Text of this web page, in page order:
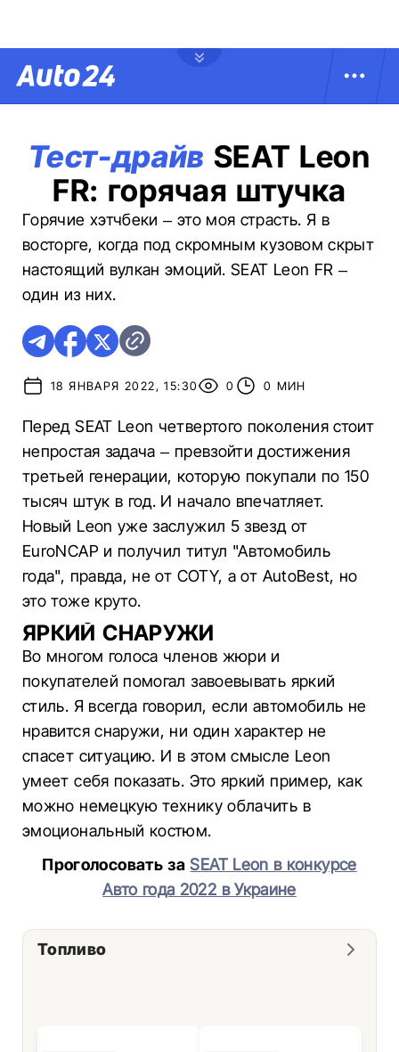
Тест-драйв SEAT Leon
FR: горячая штучка
Горячие хэтчбеки – это моя страсть. Я в
восторге, когда под скромным кузовом скрыт
настоящий вулкан эмоций. SEAT Leon FR –
один из них.
18 ЯНВАРЯ 2022, 15:30 0 0 МИН
Перед SEAT Leon четвертого поколения стоит
непростая задача – превзойти достижения
третьей генерации, которую покупали по 150
тысяч штук в год. И начало впечатляет.
Новый Leon уже заслужил 5 звезд от
EuroNCAP и получил титул "Автомобиль
года", правда, не от COTY, а от AutoBest, но
это тоже круто.
ЯРКИЙ СНАРУЖИ
Во многом голоса членов жюри и
покупателей помогал завоевывать яркий
стиль. Я всегда говорил, если автомобиль не
нравится снаружи, ни один характер не
спасет ситуацию. И в этом смысле Leon
умеет себя показать. Это яркий пример, как
можно немецкую технику облачить в
эмоциональный костюм.
Проголосовать заSEAT Leon в конкурсе
Авто года 2022 в Украине
Топливо